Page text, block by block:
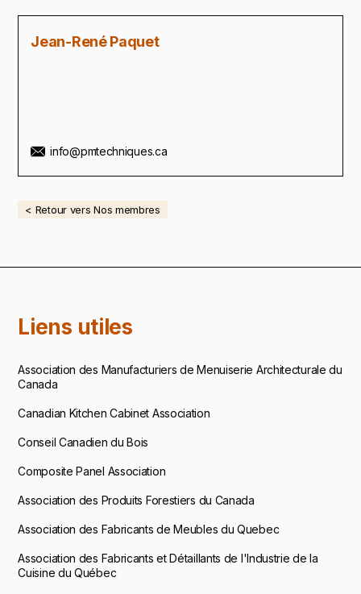
Jean-René Paquet
info@pmtechniques.ca
< Retour vers Nos membres
Liens utiles
Association des Manufacturiers de Menuiserie Architecturale du
Canada
Canadian Kitchen Cabinet Association
Conseil Canadien du Bois
Composite Panel Association
Association des Produits Forestiers du Canada
Association des Fabricants de Meubles du Quebec
Association des Fabricants et Détaillants de l'Industrie de la
Cuisine du Québec